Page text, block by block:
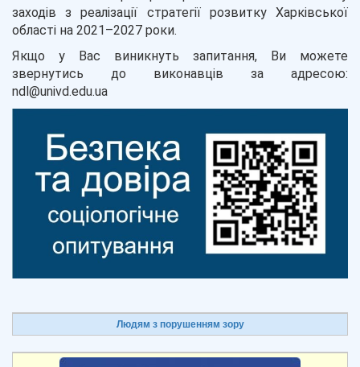
заходів з реалізації стратегії розвитку Харківської
області на 2021–2027 роки.
Якщо у Вас виникнуть запитання, Ви можете
звернутись до виконавців за адресою:
ndl@univd.edu.ua
Людям з порушенням зору